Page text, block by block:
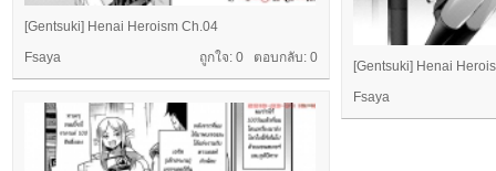
[Gentsuki] Henai Heroism Ch.04
ถูกใจ: 0 ตอบกลับ: 0
Fsaya
[Gentsuki] Henai
Fsaya